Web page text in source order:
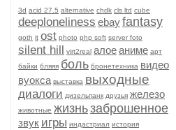
3d acid 27.5 alternative chdk cls ltd cube
deeploneliness ebayfantasy
goth it ost photo php soft server foto
silent hill virt2real алоеаниме арт
байки бляяя боль бронетехника видео
вуокса выставка выходные
диалоги дизельпанк друзья железо
животные жизньзаброшенное
звук игры индастриал история